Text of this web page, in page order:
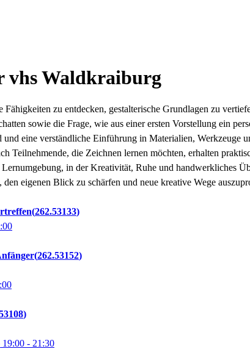
vhs Waldkraiburg
zu entdecken, gestalterische Grundlagen zu
sowie die Frage, wie aus einer ersten Vorstellung ein
eine verständliche Einführung in Materialien, Werkzeuge
Teilnehmende, die Zeichnen lernen möchten, erhalten
in der Kreativität, Ruhe und handwerkliches
eigenen Blick zu schärfen und neue kreative Wege
262.53133
262.53152
19:00 - 21:30